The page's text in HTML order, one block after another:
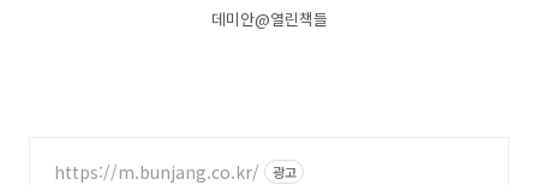
데미안@열린책들
https://m.bunjang.co.kr/ 광고